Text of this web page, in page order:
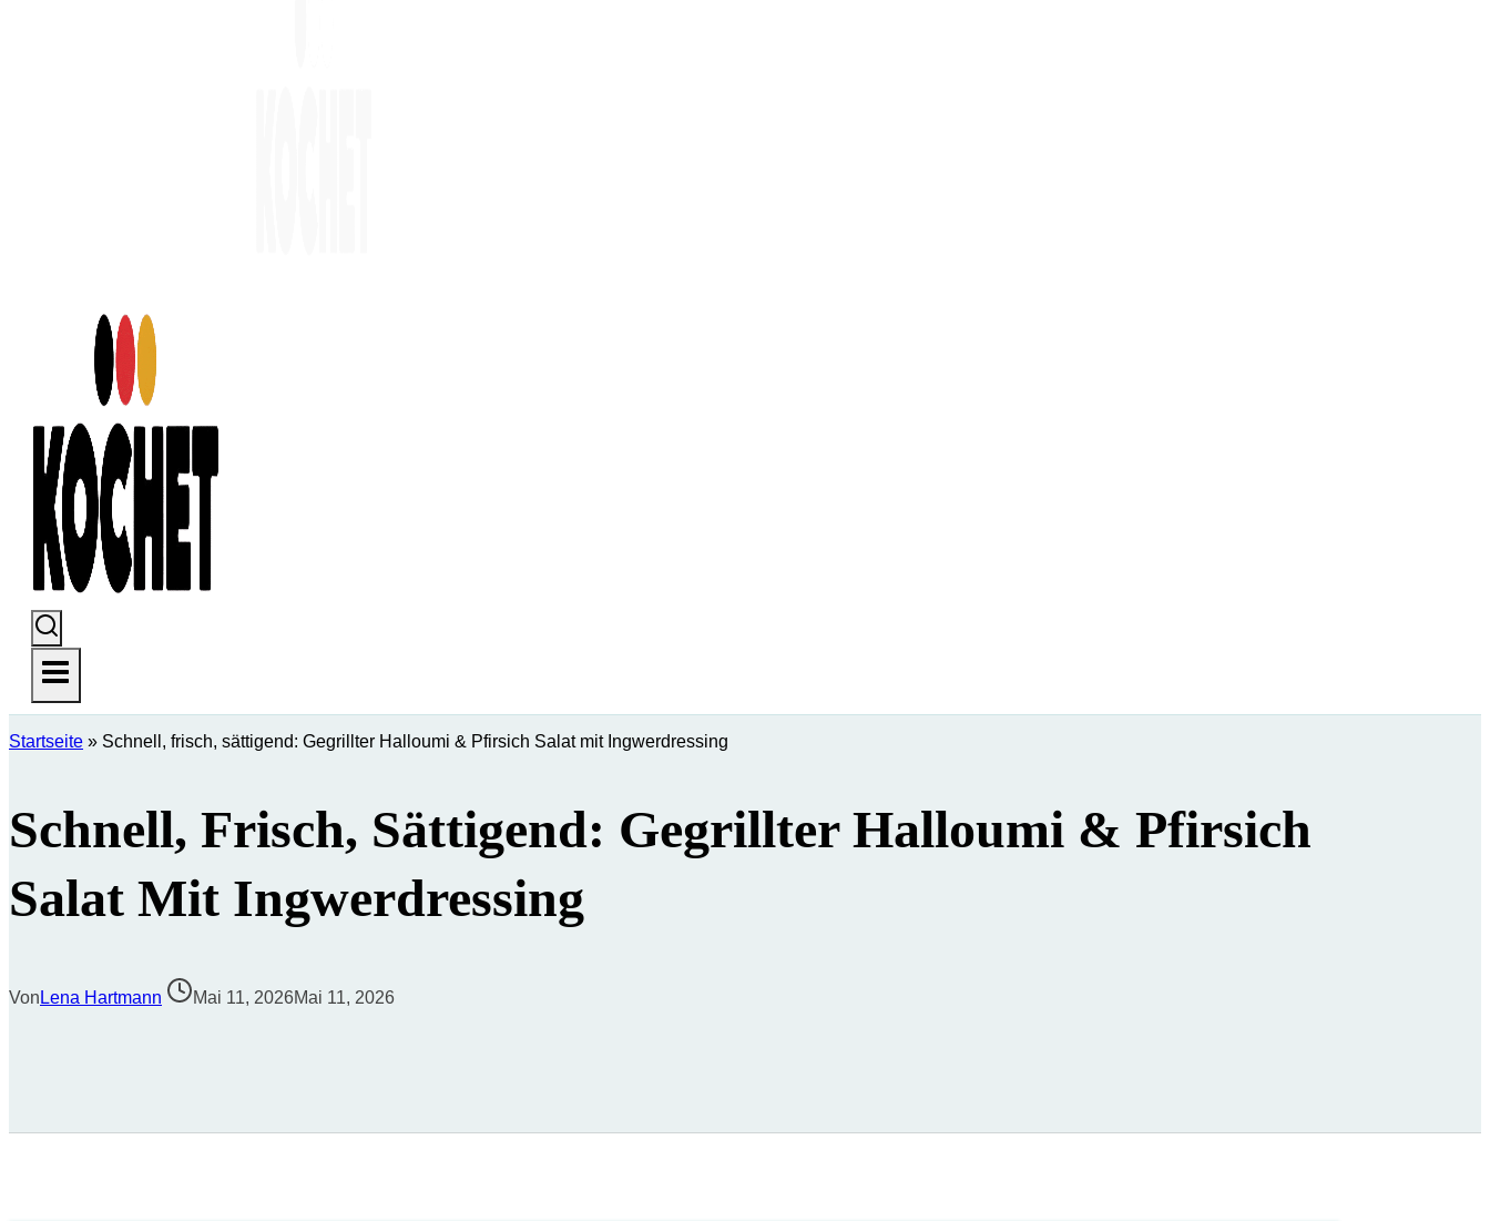
Startseite » Schnell, frisch, sättigend: Gegrillter Halloumi & Pfirsich Salat mit Ingwerdressing
Schnell, Frisch, Sättigend: Gegrillter Halloumi & Pfirsich
Salat Mit Ingwerdressing
Von Lena Hartmann Mai 11, 2026Mai 11, 2026